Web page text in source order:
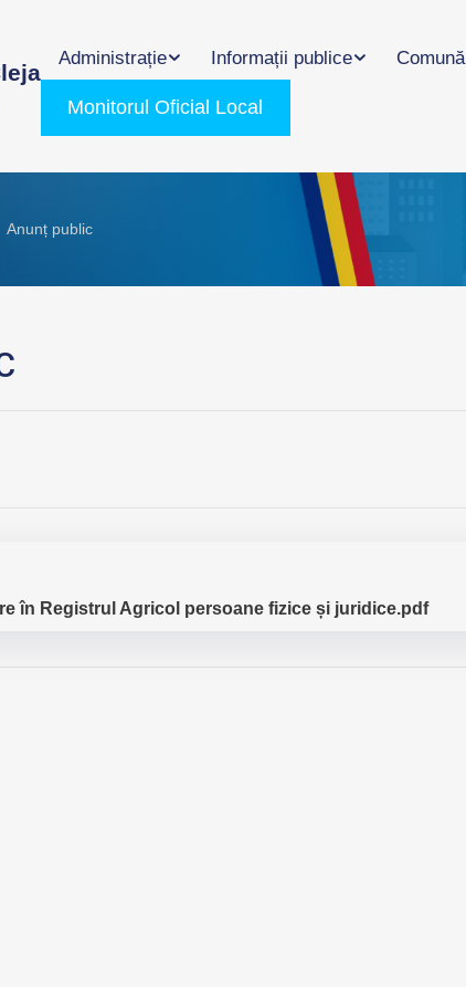
Administrație Informații publice Comună
Monitorul Oficial Local
Anunț public
în Registrul Agricol persoane fizice și juridice.pdf